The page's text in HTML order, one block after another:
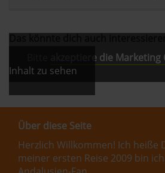
akzeptiere die Marketing
Inhalt zu sehen
Über diese Seite
Herzlich Willkommen! Ich heiße
meiner ersten Reise 2009 bin